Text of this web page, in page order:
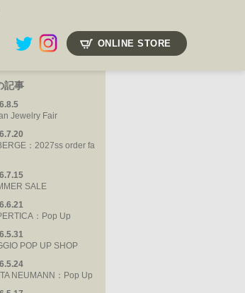
ONLINE STORE
記事
Jewelry Fair
：2027ss order fa
SALE
：Pop Up
POP UP SHOP
NEUMANN：Pop Up